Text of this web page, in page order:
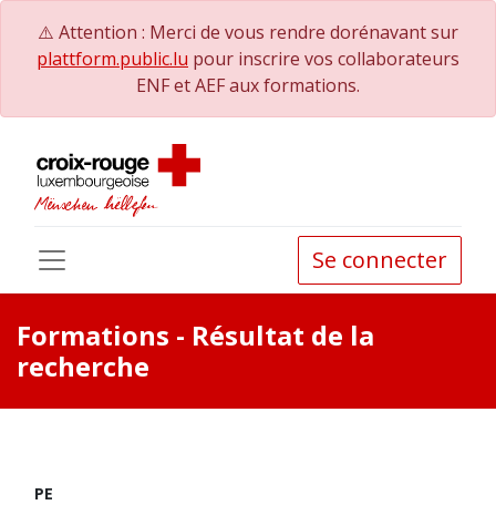
⚠️ Attention : Merci de vous rendre dorénavant sur
plattform.public.lu pour inscrire vos collaborateurs
ENF et AEF aux formations.
Se connecter
Formations - Résultat de la
recherche
PE